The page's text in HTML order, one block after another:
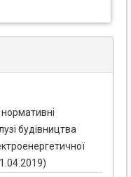
будівництва